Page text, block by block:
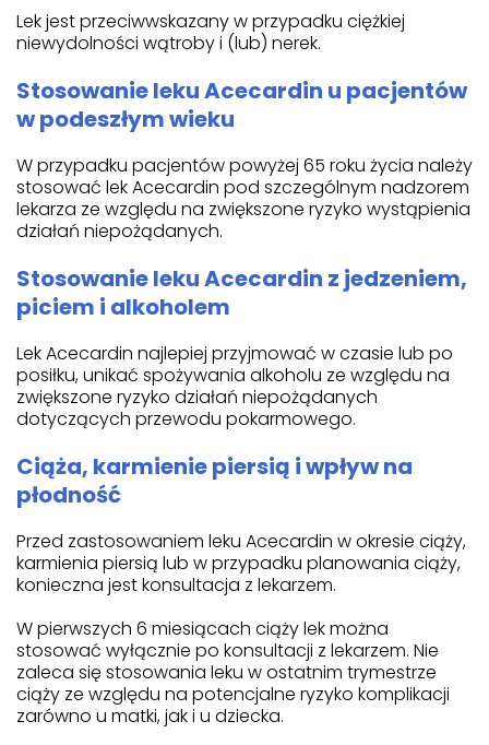
Lek jest przeciwwskazany w przypadku ciężkiej
niewydolności wątroby i (lub) nerek.
Stosowanie leku Acecardin u pacjentów
w podeszłym wieku
W przypadku pacjentów powyżej 65 roku życia należy
stosować lek Acecardin pod szczególnym nadzorem
lekarza ze względu na zwiększone ryzyko wystąpienia
działań niepożądanych.
Stosowanie leku Acecardin z jedzeniem,
piciem i alkoholem
Lek Acecardin najlepiej przyjmować w czasie lub po
posiłku, unikać spożywania alkoholu ze względu na
zwiększone ryzyko działań niepożądanych
dotyczących przewodu pokarmowego.
Ciąża, karmienie piersią i wpływ na
płodność
Przed zastosowaniem leku Acecardin w okresie ciąży,
karmienia piersią lub w przypadku planowania ciąży,
konieczna jest konsultacja z lekarzem.
W pierwszych 6 miesiącach ciąży lek można
stosować wyłącznie po konsultacji z lekarzem. Nie
zaleca się stosowania leku w ostatnim trymestrze
ciąży ze względu na potencjalne ryzyko komplikacji
zarówno u matki, jak i u dziecka.